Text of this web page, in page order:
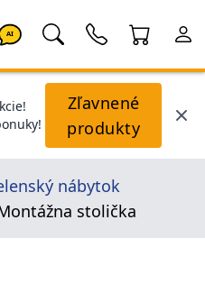
AI
Zľavnené
produkty
nábytok
stolička